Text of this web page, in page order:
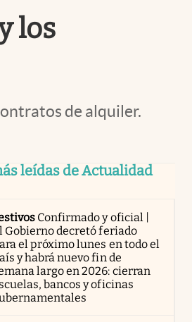
los
de alquiler.
leídas de Actualidad
Confirmado y oficial |
Gobierno decretó feriado
el próximo lunes en todo el
y habrá nuevo fin de
largo en 2026: cierran
bancos y oficinas